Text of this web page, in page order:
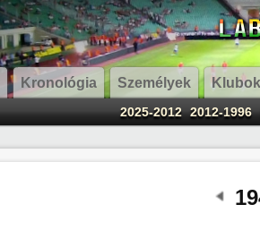
Kronológia Személyek Klubok
2025-2012 2012-1996